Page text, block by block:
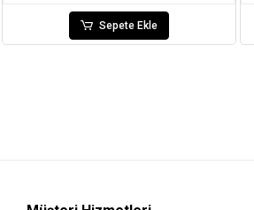
Sepete Ekle